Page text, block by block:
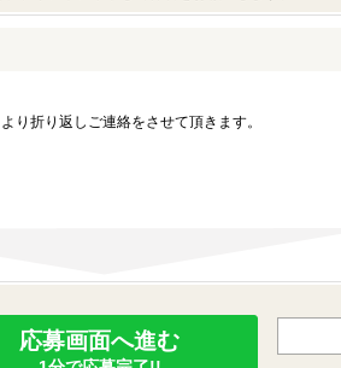
り折り返しご連絡をさせて頂きます。
応募画面へ進む